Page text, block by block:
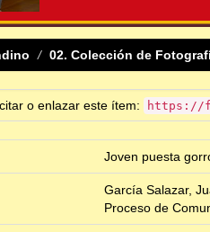
02. Colección de
o enlazar este ítem: https://
Joven puesta
García Salazar,
Proceso de